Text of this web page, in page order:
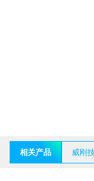
相关产品 威刚